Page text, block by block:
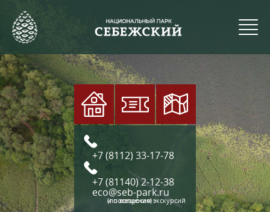
+7 (8112) 33-17-78
+7 (81140) 2-12-38
eco@seb-park.ru
(по вопросам экскурсий и посещения)